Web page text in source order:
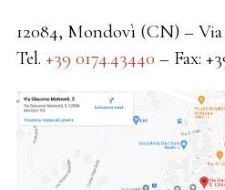
12084, Mondovì (CN) –
Tel. +39 0174.43440 – Fax: